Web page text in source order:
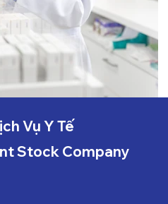
Vụ Y Tế
Stock Company